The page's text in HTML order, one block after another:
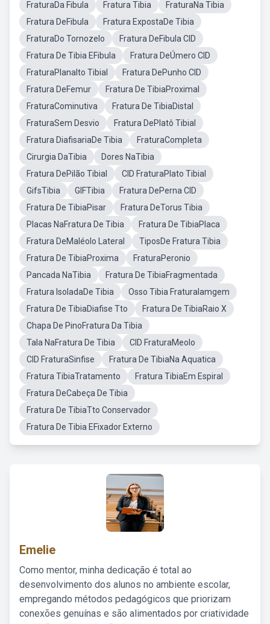
FraturaDa Fibula Fratura Tibia
FraturaNa Tibia
Fratura DeFibula
Fratura ExpostaDe Tibia
FraturaDo Tornozelo
Fratura DeFibula CID
Fratura De Tibia EFibula
Fratura DeÚmero CID
FraturaPlanalto Tibial
Fratura DePunho CID
Fratura DeFemur
Fratura De TibiaProximal
FraturaCominutiva
Fratura De TibiaDistal
FraturaSem Desvio
Fratura DePlatô Tibial
Fratura DiafisariaDe Tibia
FraturaCompleta
Cirurgia DaTibia
Dores NaTibia
Fratura DePilão Tibial
CID FraturaPlato Tibial
GifsTibia
GIFTibia
Fratura DePerna CID
Fratura De TibiaPisar
Fratura DeTorus Tibia
Placas NaFratura De Tibia
Fratura De TibiaPlaca
Fratura DeMaléolo Lateral
TiposDe Fratura Tibia
Fratura De TibiaProxima
FraturaPeronio
Pancada NaTibia
Fratura De TibiaFragmentada
Fratura IsoladaDe Tibia
Osso Tibia FraturaIamgem
Fratura De TibiaDiafise Tto
Fratura De TibiaRaio X
Chapa De PinoFratura Da Tibia
Tala NaFratura De Tibia
CID FraturaMeolo
CID FraturaSinfise
Fratura De TibiaNa Aquatica
Fratura TibiaTratamento
Fratura TibiaEm Espiral
Fratura DeCabeça De Tibia
Fratura De TibiaTto Conservador
Fratura De Tibia EFixador Externo
Emelie
Como mentor, minha dedicação é total ao
desenvolvimento dos alunos no ambiente escolar,
empregando métodos pedagógicos que priorizam
conexões genuínas e são alimentados por criatividade